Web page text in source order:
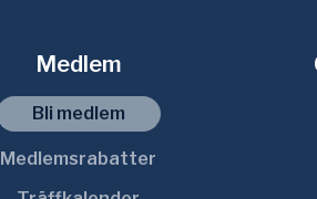
Medlem
Bli medlem
Medlemsrabatter